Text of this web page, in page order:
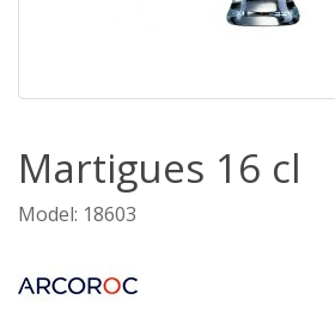
Martigues 16 cl
Model: 18603